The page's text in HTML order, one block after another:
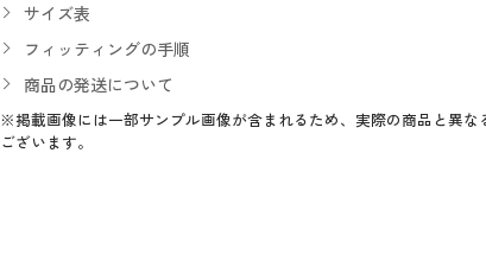
サイズ表
フィッティングの手順
商品の発送について
※掲載画像には一部サンプル画像が含まれるため、実際の商品と異な
ございます。